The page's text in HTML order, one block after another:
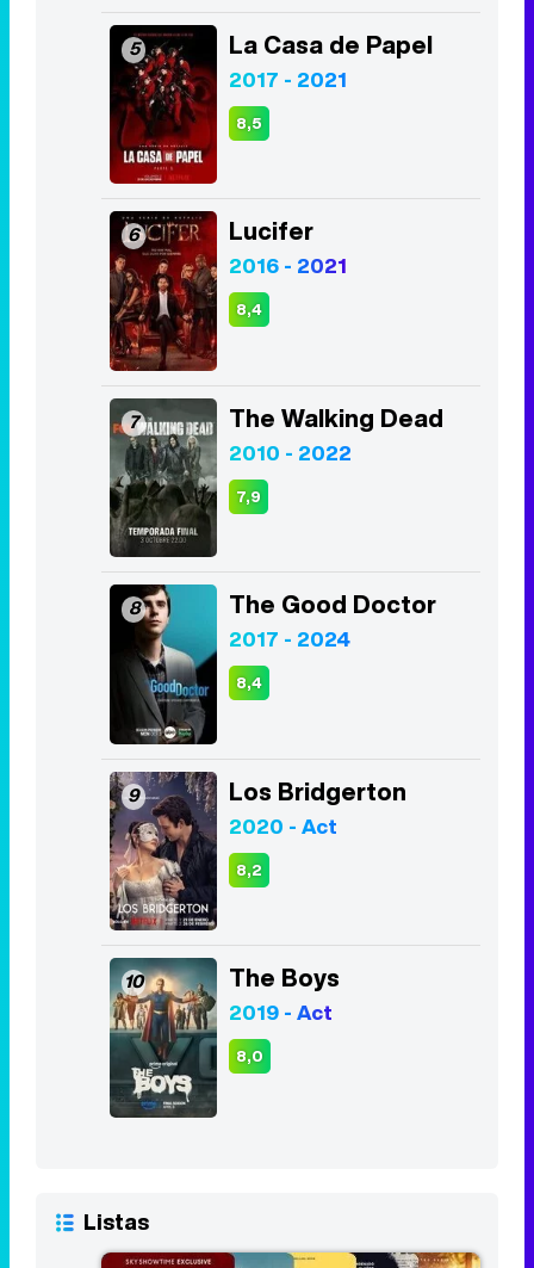
5 La Casa de Papel
2017 - 2021
8,5
6 Lucifer
2016 - 2021
8,4
7 The Walking Dead
2010 - 2022
7,9
8 The Good Doctor
2017 - 2024
8,4
9 Los Bridgerton
2020 - Act
8,2
10 The Boys
2019 - Act
8,0
Listas